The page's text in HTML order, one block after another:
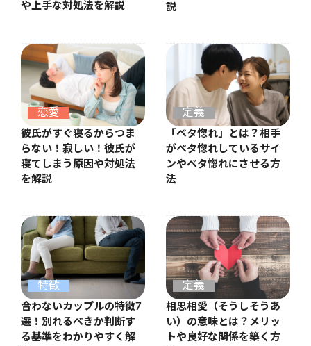
や上手な対処法を解説
説
恋愛
彼氏がすぐ寝るからつま
らない！寂しい！彼氏が
寝てしまう原因や対処法
を解説
定義
「ベタ惚れ」とは？相手
がベタ惚れしているサイ
ンやベタ惚れにさせる方
法
特徴
合わないカップルの特徴7
選！別れるべきか判断す
る基準をわかりやすく解
定義
相思相愛（そうしそうあ
い）の意味とは？メリッ
トや良好な関係を築く方